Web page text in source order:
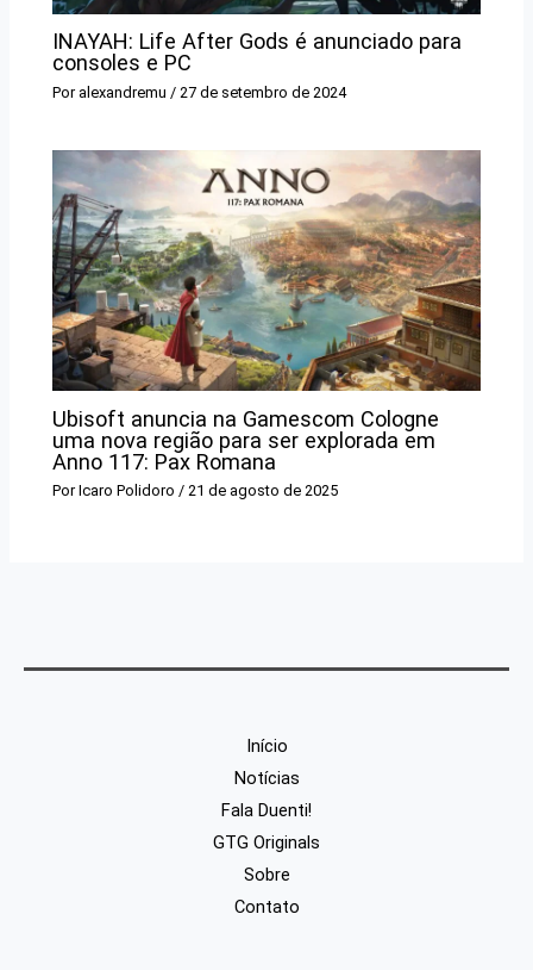
INAYAH: Life After Gods é anunciado para
consoles e PC
Por alexandremu / 27 de setembro de 2024
Ubisoft anuncia na Gamescom Cologne
uma nova região para ser explorada em
Anno 117: Pax Romana
PorIcaro Polidoro/21 de agosto de 2025
Início
Notícias
Fala Duenti!
GTG Originals
Sobre
Contato